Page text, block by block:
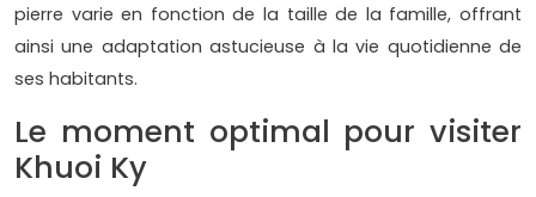
pierre varie en fonction de la taille de la famille, offrant
ainsi une adaptation astucieuse à la vie quotidienne de
ses habitants.
Le moment optimal pour visiter
Khuoi Ky